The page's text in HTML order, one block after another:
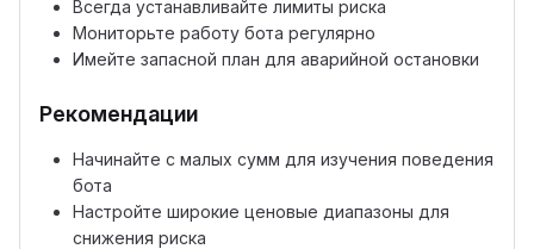
Всегда устанавливайте лимиты риска
Мониторьте работу бота регулярно
Имейте запасной план для аварийной остановки
Рекомендации
Начинайте с малых сумм для изучения поведения
бота
Настройте широкие ценовые диапазоны для
снижения риска